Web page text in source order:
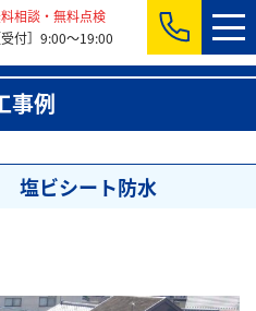
相談・無料点検
受付］9:00～19:00
事例
塩ビシート防水